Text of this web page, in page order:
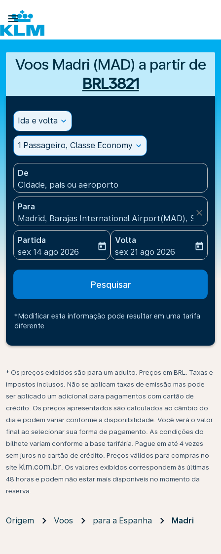

Voos Madri (MAD) a partir de
BRL3821
Ida e volta expand_more
1 Passageiro, Classe Economy expand_more
De
Cidade, país ou aeroporto
Para
Madrid, Barajas International Airport(MAD), Spain
close
Partida
fc-booking-departure-date-aria-label
sex 14 ago 2026
today
Volta
fc-booking-return-date-
sex 21 ago 2026
today
Pesquisar
*Modificar esta informação pode resultar em uma tarifa
diferente
* Os preços exibidos são para um adulto. Preços em BRL. Taxas e
impostos inclusos. Não se aplicam taxas de emissão mas pode
ser aplicado um adicional para pagamentos com cartão de
crédito. Os preços apresentados são calculados ao câmbio do
dia e podem variar conforme a disponibilidade. Você verá o valor
final ao selecionar sua forma de pagamento. As condições do
bilhete variam conforme a base tarifária. Pague em até 4 vezes
sem juros no cartão de crédito. Preços válidos para compras no
site klm.com.br . Os valores exibidos correspondem às últimas
48 horas e podem não estar mais disponíveis no momento da
reserva.
Origem Voos para a Espanha Madri